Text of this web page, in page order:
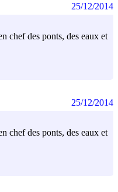
chef des ponts, des eaux et
25/12/2014
chef des ponts, des eaux et
25/12/2014